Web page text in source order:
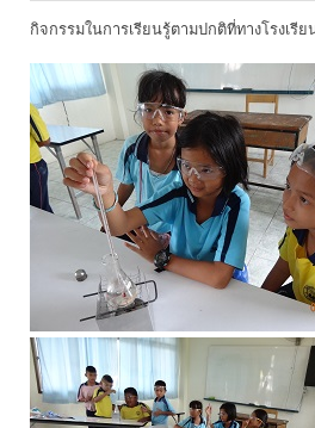
กิจกรรมในการเรียนรู้ตามปกติที่ทางโรงเรี